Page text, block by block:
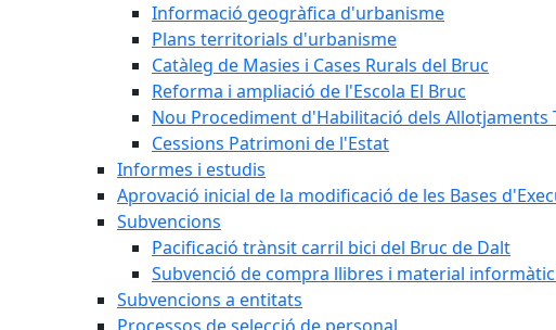
Informació geogràfica d'urbanisme
Plans territorials d'urbanisme
Catàleg de Masies i Cases Rurals del Bruc
Reforma i ampliació de l'Escola El Bruc
Nou Procediment d'Habilitació dels Allotjaments
Cessions Patrimoni de l'Estat
Informes i estudis
Aprovació inicial de la modificació de les Bases
Subvencions
Pacificació trànsit carril bici del Bruc de Dalt
Subvenció de compra llibres i material informàtic
Subvencions a entitats